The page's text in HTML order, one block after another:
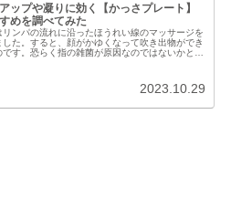
ップや凝りに効く【かっさプレート】
めを調べてみた
リンパの流れに沿ったほうれい線のマッサージを
した。すると、顔がかゆくなって吹き出物ができ
です。恐らく指の雑菌が原因なのではないかと気
2023.10.29